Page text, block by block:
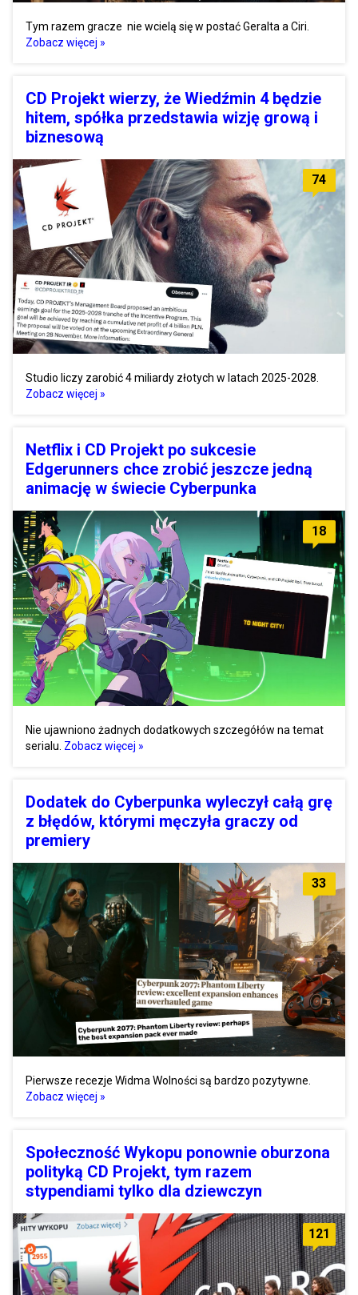
Tym razem gracze nie wcielą się w postać Geralta a Ciri.
Zobacz więcej »
CD Projekt wierzy, że Wiedźmin 4 będzie
hitem, spółka przedstawia wizję grową i
biznesową
74
Studio liczy zarobić 4 miliardy złotych w latach 2025-2028.
Zobacz więcej »
Netflix i CD Projekt po sukcesie
Edgerunners chce zrobić jeszcze jedną
animację w świecie Cyberpunka
18
Nie ujawniono żadnych dodatkowych szczegółów na temat
serialu. Zobacz więcej »
Dodatek do Cyberpunka wyleczył całą grę
z błędów, którymi męczyła graczy od
premiery
33
Pierwsze recezje Widma Wolności są bardzo pozytywne.
Zobacz więcej »
Społeczność Wykopu ponownie oburzona
polityką CD Projekt, tym razem
stypendiami tylko dla dziewczyn
121